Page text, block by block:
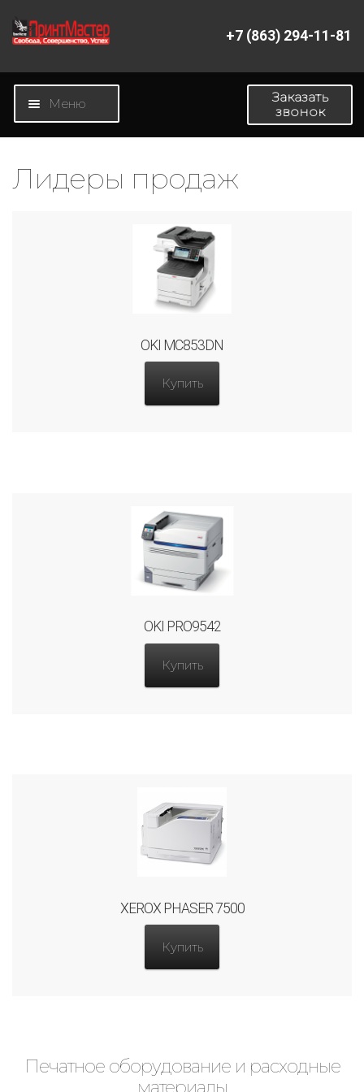
+7 (863) 294-11-81
Перейти
навигации
Перейти
содержимому
Меню
Магазин
Заказать
звонок
Лидеры продаж
OKI MC853DN
Купить
OKI PRO9542
Купить
XEROX PHASER 7500
Купить
Печатное оборудование и расходные